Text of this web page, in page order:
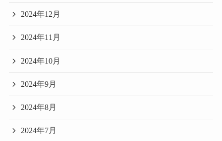
2024年12月
2024年11月
2024年10月
2024年9月
2024年8月
2024年7月